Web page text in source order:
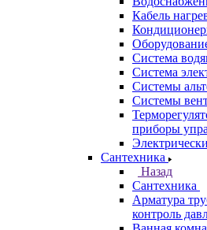
Кабель
Система
Система
Системы
Системы
приборы
Сантехника
Назад
Сантехника
Арматура
контроль